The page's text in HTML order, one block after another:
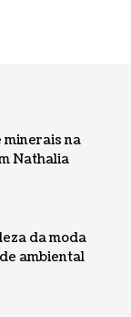
minerais na
Nathalia
da moda
ambiental